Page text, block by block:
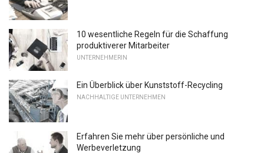
10 wesentliche Regeln für die Schaffung
produktiverer Mitarbeiter
UNTERNEHMERIN
Ein Überblick über Kunststoff-Recycling
NACHHALTIGE UNTERNEHMEN
Erfahren Sie mehr über persönliche und
Werbeverletzung